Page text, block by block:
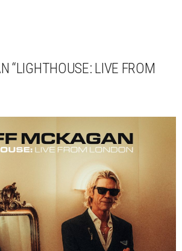
“LIGHTHOUSE: LIVE FROM